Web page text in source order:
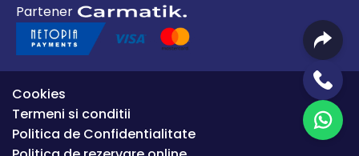
office.premium@autode.ro
Partener
Cookies
Termeni si conditii
Politica de Confidentialitate